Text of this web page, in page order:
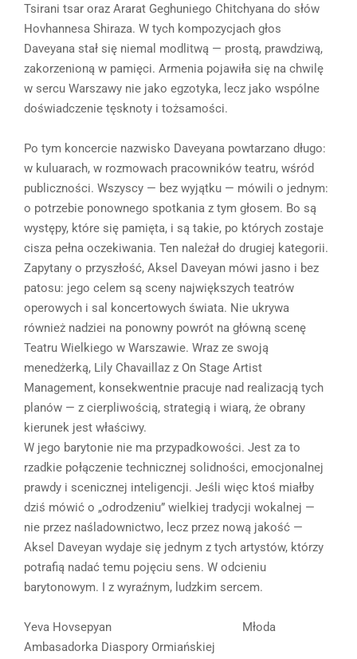
Tsirani tsar oraz Ararat Geghuniego Chitchyana do słów
Hovhannesa Shiraza. W tych kompozycjach głos
Daveyana stał się niemal modlitwą — prostą, prawdziwą,
zakorzenioną w pamięci. Armenia pojawiła się na chwilę
w sercu Warszawy nie jako egzotyka, lecz jako wspólne
doświadczenie tęsknoty i tożsamości.
Po tym koncercie nazwisko Daveyana powtarzano długo:
w kuluarach, w rozmowach pracowników teatru, wśród
publiczności. Wszyscy — bez wyjątku — mówili o jednym:
o potrzebie ponownego spotkania z tym głosem. Bo są
występy, które się pamięta, i są takie, po których zostaje
cisza pełna oczekiwania. Ten należał do drugiej kategorii.
Zapytany o przyszłość, Aksel Daveyan mówi jasno i bez
patosu: jego celem są sceny największych teatrów
operowych i sal koncertowych świata. Nie ukrywa
również nadziei na ponowny powrót na główną scenę
Teatru Wielkiego w Warszawie. Wraz ze swoją
menedżerką, Lily Chavaillaz z On Stage Artist
Management, konsekwentnie pracuje nad realizacją tych
planów — z cierpliwością, strategią i wiarą, że obrany
kierunek jest właściwy.
W jego barytonie nie ma przypadkowości. Jest za to
rzadkie połączenie technicznej solidności, emocjonalnej
prawdy i scenicznej inteligencji. Jeśli więc ktoś miałby
dziś mówić o „odrodzeniu” wielkiej tradycji wokalnej —
nie przez naśladownictwo, lecz przez nową jakość —
Aksel Daveyan wydaje się jednym z tych artystów, którzy
potrafią nadać temu pojęciu sens. W odcieniu
barytonowym. I z wyraźnym, ludzkim sercem.
Yeva Hovsepyan Młoda
Ambasadorka Diaspory Ormiańskiej